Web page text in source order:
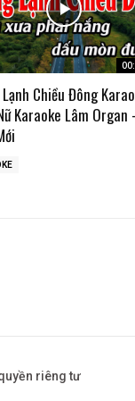
Chiều Đông
Karaoke Lâm Organ
riêng tư